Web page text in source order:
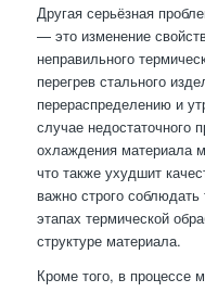
Другая серьёзная
— это изменение
неправильного
перегрев стального
перераспределению и
случае недостаточного
охлаждения материала
что также ухудшит
важно строго
этапах термической
структуре материала.
Кроме того, в процессе